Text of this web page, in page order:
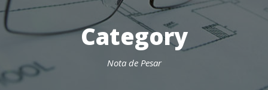
Category
Nota de Pesar